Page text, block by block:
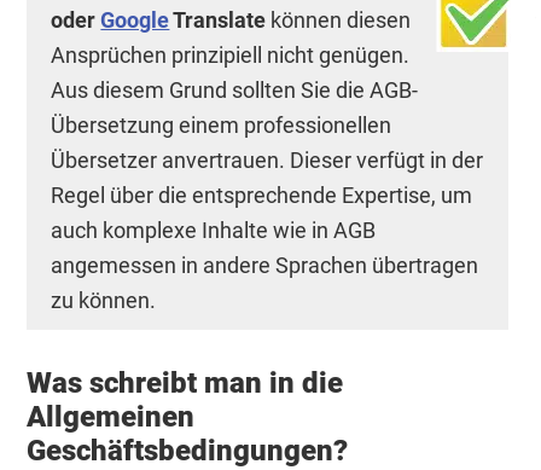
oderGoogleTranslate können diesen
Ansprüchen prinzipiell nicht genügen.
Aus diesem Grund sollten Sie die AGB-
Übersetzung einem professionellen
Übersetzer anvertrauen. Dieser verfügt in der
Regel über die entsprechende Expertise, um
auch komplexe Inhalte wie in AGB
angemessen in andere Sprachen übertragen
zu können.
Was schreibt man in die
Allgemeinen
Geschäftsbedingungen?